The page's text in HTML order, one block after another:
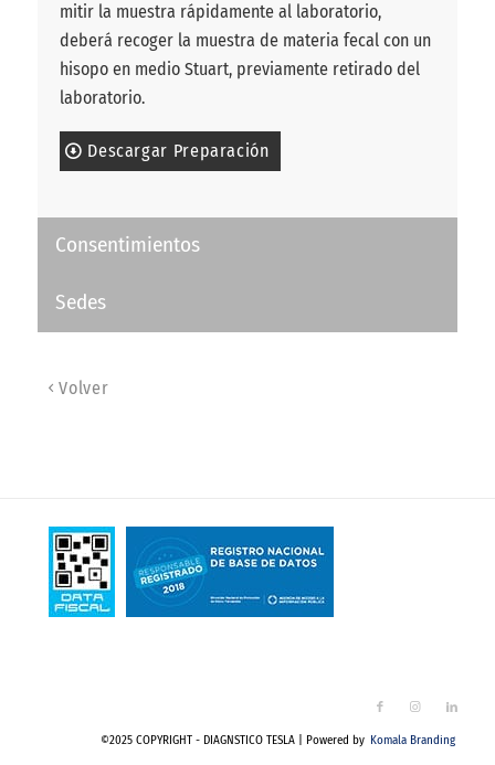
mitir la muestra rápidamente al laboratorio,
deberá recoger la muestra de materia fecal con un
hisopo en medio Stuart, previamente retirado del
laboratorio.
Descargar Preparación
Consentimientos
Sedes
Volver
©2025 COPYRIGHT - DIAGNSTICO TESLA | Powered by Komala Branding